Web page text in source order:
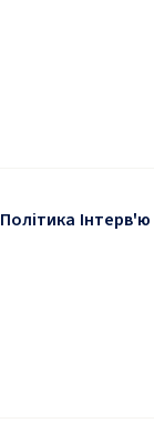
Політика Інтерв'ю